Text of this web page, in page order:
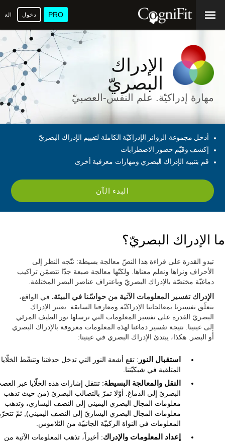
PRO دخول
الإدراك
البصريّ
مهارة إدراكيّة. علم النفس-العصبيّ
أدخل مجموعة الروائز الإدراكيّة الكاملة لتقييم الإدراك البصريّ
إكشف وقيّم حضور الاضطرابات
قم بتنبيه الإدراك البصري ومهارات معرفية أخرى
البدء الآن
ما الإدراك البصريّ؟
تبدو القدرة على قراءة هذا النصّ معالجة بسيطة: نتّجه النظر إلى
الأحراف ونراها ونعلم معناها. ولكنّها معالجة صبعة جدّا تتضمّن تراكيب
دماغيّة مختصّة بالإدراك البصريّ وباعتراف عناصر البصر المختلفة.
الإدراك تفسير المعلومات الآتية من حواسّنا في البيئة. في الواقع،
يتعلّق تفسيرنا بمعالجاتنا الإدراكيّة ومعارفنا السابقة. يعتبر الإدراك
البصريّ القدرة على تفسير المعلومات التي ترسلها نور الطيف المرئي
إلى عينينا. نتيجة تفسير دماغنا لهذه المعلومات معروفة بالإدراك البصري
أو البصر. هكذا، يبتدئ الإدراك البصري في عينينا:
استقبال النور : تقع أشعة النور التي تدخل حدقتنا وتنشّط الخلّايا
المتلقية في شبكيّتنا.
النقل والمعالجة البسيطة: تنتقل إشارات هذه الخلّايا عبر
البصريّ إلى الدماغ. أوّلا تمرّ بالتصالب البصريّ (من حيث تذهب
معلومات المجال البصري اليميني إلى النصف اليساري، وتذهب
معلومات المجال البصري اليساريّ إلى النصف اليميني), ثمّ
المعلومات في النواة الركبيّة الجانبيّة من الثلاموس.
إعداد المعلومات والإدراك: أخيراً، تذهب المعلومات الآتية من